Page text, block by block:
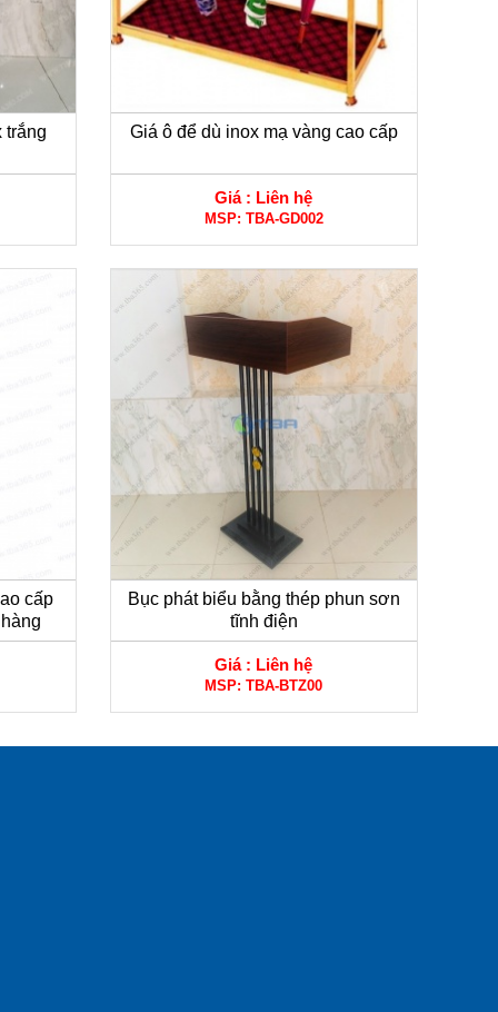
trắng Giá ô để dù inox mạ vàng cao cấp
Giá : Liên hệ
MSP: TBA-GD002
cấp
Bục phát biểu bằng thép phun sơn
tĩnh điện
Giá : Liên hệ
MSP:TBA-BTZ00